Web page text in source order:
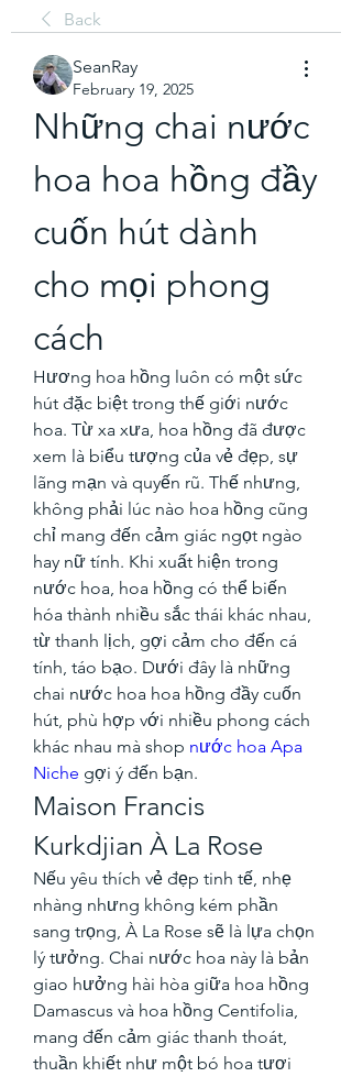
Back
SeanRay
February 19, 2025
Những chai nước
hoa hoa hồng đầy
cuốn hút dành
cho mọi phong
cách
Hương hoa hồng luôn có một sức
hút đặc biệt trong thế giới nước
hoa. Từ xa xưa, hoa hồng đã được
xem là biểu tượng của vẻ đẹp, sự
lãng mạn và quyến rũ. Thế nhưng,
không phải lúc nào hoa hồng cũng
chỉ mang đến cảm giác ngọt ngào
hay nữ tính. Khi xuất hiện trong
nước hoa, hoa hồng có thể biến
hóa thành nhiều sắc thái khác nhau,
từ thanh lịch, gợi cảm cho đến cá
tính, táo bạo. Dưới đây là những
chai nước hoa hoa hồng đầy cuốn
hút, phù hợp với nhiều phong cách
khác nhau mà shop nước hoa Apa
Niche gợi ý đến bạn.
Maison Francis
Kurkdjian À La Rose
Nếu yêu thích vẻ đẹp tinh tế, nhẹ
nhàng nhưng không kém phần
sang trọng, À La Rose sẽ là lựa chọn
lý tưởng. Chai nước hoa này là bản
giao hưởng hài hòa giữa hoa hồng
Damascus và hoa hồng Centifolia,
mang đến cảm giác thanh thoát,
thuần khiết như một bó hoa tươi